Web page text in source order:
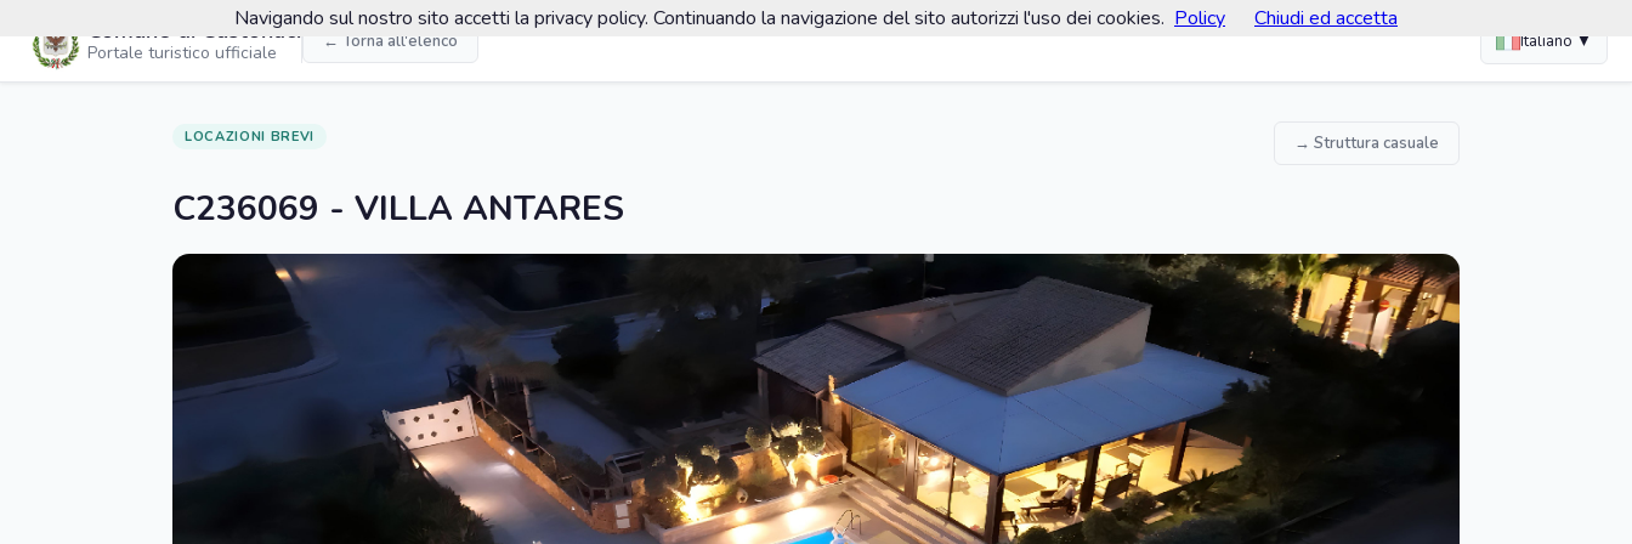
Comune di Custonaci
Portale turistico ufficiale
← Torna all'elenco Italiano ▼
LOCAZIONI BREVI → Struttura casuale
C236069 - VILLA ANTARES
Navigando sul nostro sito accetti la privacy policy. Continuando la navigazione del sito autorizzi l'uso dei cookies. Policy Chiudi ed accetta